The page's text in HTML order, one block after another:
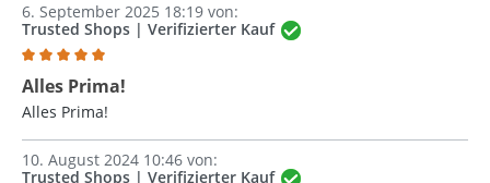
6. September 2025 18:19 von:
Trusted Shops | Verifizierter Kauf
Bewertung mit 5 von 5 Sternen
Alles Prima!
Alles Prima!
10. August 2024 10:46 von:
Trusted Shops | Verifizierter Kauf